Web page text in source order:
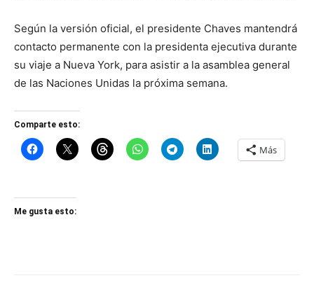
Según la versión oficial, el presidente Chaves mantendrá
contacto permanente con la presidenta ejecutiva durante
su viaje a Nueva York, para asistir a la asamblea general
de las Naciones Unidas la próxima semana.
Comparte esto:
Más
Me gusta esto: